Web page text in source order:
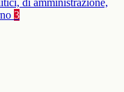
di amministrazione,
3